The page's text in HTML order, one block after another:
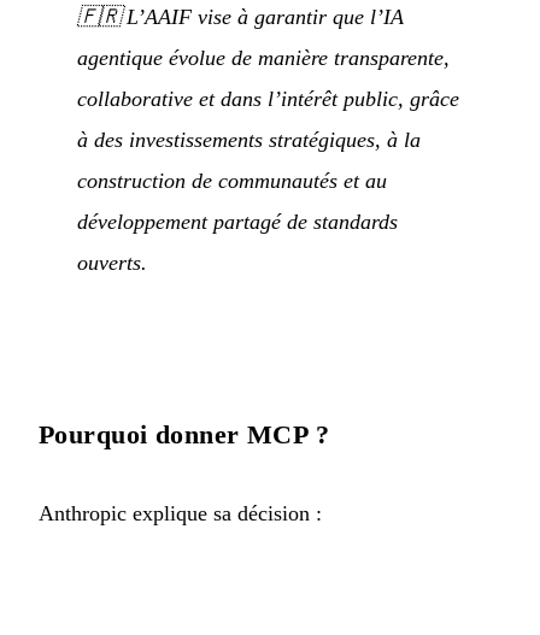
🇫🇷L’AAIF vise à garantir que l’IA
agentique évolue de manière transparente,
collaborative et dans l’intérêt public, grâce
à des investissements stratégiques, à la
construction de communautés et au
développement partagé de standards
ouverts.
Pourquoi donner MCP ?
Anthropic explique sa décision :